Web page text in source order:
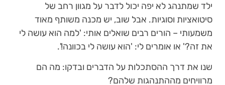
ילד שמתנהג לא יפה יכול לדבר על מגוון רחב של
סיטואציות וסוגיות. אבל שוב, יש מכנה משותף מאוד
משמעותי – הורים רבים שואלים אותי: 'למה הוא עושה לי
את זה?' או אומרים לי: 'הוא עושה לי בכוונה!'.
שנו את דרך ההסתכלות על הדברים ובדקו: מה הם
מרוויחים מההתנהגות שלהם?